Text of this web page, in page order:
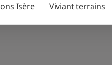
Isère Viviant terrains